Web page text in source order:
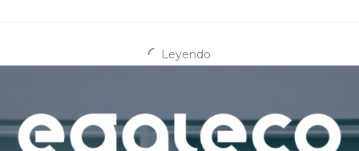
Leyendo